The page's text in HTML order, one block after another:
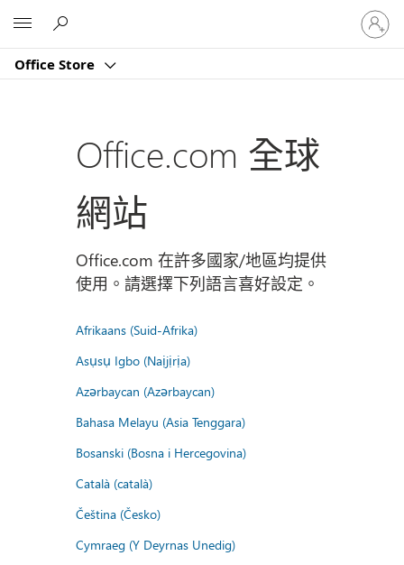
Office Store
登
入
您
Office.com 全球
網站
Office.com 在許多國家/地區均提供
使用。請選擇下列語言喜好設定。
Afrikaans (Suid-Afrika)
Asụsụ Igbo (Naịjịrịa)
Azərbaycan (Azərbaycan)
Bahasa Melayu (Asia Tenggara)
Bosanski (Bosna i Hercegovina)
Català (català)
Čeština (Česko)
Cymraeg (Y Deyrnas Unedig)